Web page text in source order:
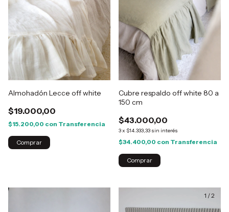
Almohadón Lecce off white
$19.000,00
$15.200,00 con Transferencia
Comprar
Cubre respaldo off white 80 a
150 cm
$43.000,00
3x $14.333,33 sin interés
$34.400,00 con Transferencia
1 /2